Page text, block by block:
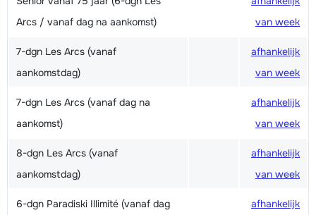
Arcs / vanaf dag na aankomst)
van week
7-dgn Les Arcs (vanaf
aankomstdag)
afhankelijk
van week
7-dgn Les Arcs (vanaf dag na
aankomst)
afhankelijk
van week
8-dgn Les Arcs (vanaf
aankomstdag)
afhankelijk
van week
6-dgn Paradiski Illimité (vanaf dag
afhankelijk